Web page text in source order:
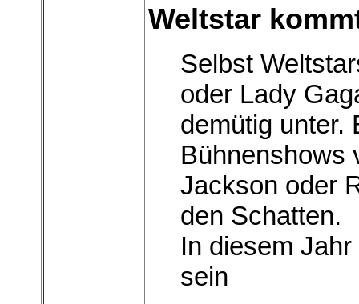
Weltstar
Selbst
oder Lady
demütig unter.
Bühnenshows
Jackson oder
den Schatten.
In diesem
sein